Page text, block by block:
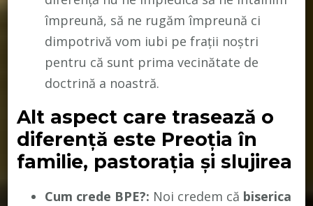
împreună, să ne rugăm împreună ci
dimpotrivă vom iubi pe frații noștri
pentru că sunt prima vecinătate de
doctrină a noastră.
Alt aspect care trasează o
diferență este Preoția în
familie, pastorația și slujirea
Cum crede BPE?: Noi credem că biserica